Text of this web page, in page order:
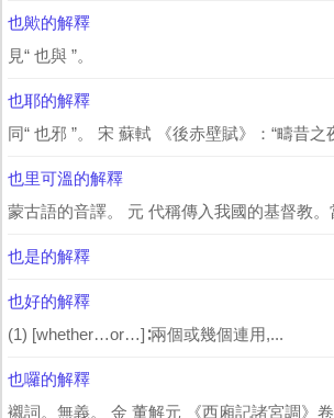
也歟的解釋
見“ 也與 ”。
也耶的解釋
也里可溫的解釋
也是的解釋
也好的解釋
(1) [whether…or…]∶兩個或幾個連用,...
也囉的解釋